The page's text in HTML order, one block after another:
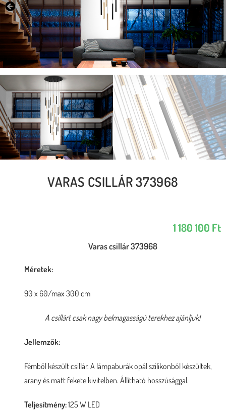
VARAS CSILLÁR 373968
1 180 100 Ft
Varas csillár 373968
Méretek:
90 x 60/max 300 cm
A csillárt csak nagy belmagasságú terekhez ajánljuk!
Jellemzők:
Fémből készült csillár. A lámpaburák opál szilikonból készültek,
arany és matt fekete kivitelben. Állítható hosszúsággal.
Teljesítmény:125 W LED